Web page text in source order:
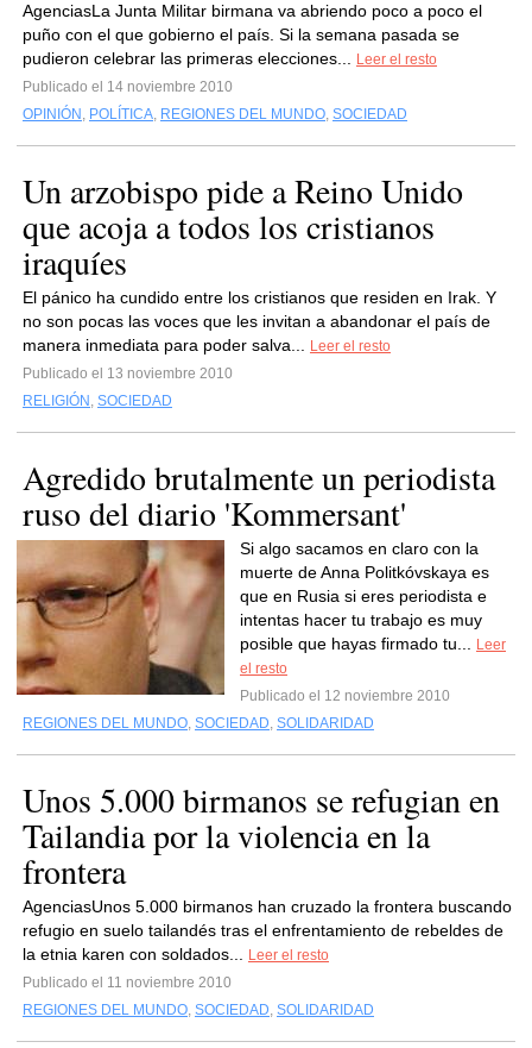
AgenciasLa Junta Militar birmana va abriendo poco a poco el
puño con el que gobierno el país. Si la semana pasada se
pudieron celebrar las primeras elecciones...
Leer el resto
Publicado el 14 noviembre 2010
OPINIÓN , POLÍTICA, REGIONES DEL MUNDO, SOCIEDAD
Un arzobispo pide a Reino Unido
que acoja a todos los cristianos
iraquíes
El pánico ha cundido entre los cristianos que residen en Irak. Y
no son pocas las voces que les invitan a abandonar el país de
manera inmediata para poder salva...
Leer el resto
Publicado el 13 noviembre 2010
RELIGIÓN , SOCIEDAD
Agredido brutalmente un periodista
ruso del diario 'Kommersant'
Si algo sacamos en claro con la
muerte de Anna Politkóvskaya es
que en Rusia si eres periodista e
intentas hacer tu trabajo es muy
posible que hayas firmado tu...
Leer
el resto
Publicado el 12 noviembre 2010
REGIONES DEL MUNDO, SOCIEDAD, SOLIDARIDAD
Unos 5.000 birmanos se refugian en
Tailandia por la violencia en la
frontera
AgenciasUnos 5.000 birmanos han cruzado la frontera buscando
refugio en suelo tailandés tras el enfrentamiento de rebeldes de
la etnia karen con soldados...
Leer el resto
Publicado el 11 noviembre 2010
REGIONES DEL MUNDO, SOCIEDAD, SOLIDARIDAD